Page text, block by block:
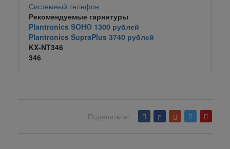
Системный телефон
Рекомендуемые гарнитуры
Plantronics SOHO 1300 рублей
Plantronics SupraPlus 3740 рублей
KX-NT346
346
Поделиться: